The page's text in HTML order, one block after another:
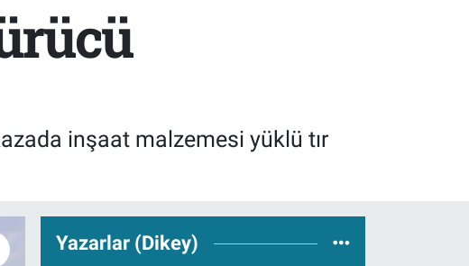
64.225,61 %-0.63
inşaat malzemesi yüklü tır
Yazarlar (Dikey)